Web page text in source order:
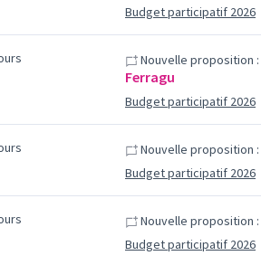
Budget participatif 2026
Nouvelle proposition :
Ferragu
Budget participatif 2026
Nouvelle proposition :
Budget participatif 2026
Nouvelle proposition :
Budget participatif 2026